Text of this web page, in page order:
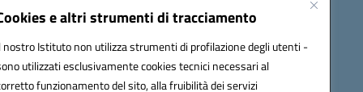
e altri strumenti di tracciamento
nostro Istituto non utilizza strumenti di profilazione degli utenti -
utilizzati esclusivamente cookies tecnici necessari al
funzionamento del sito, alla fruibilità dei servizi